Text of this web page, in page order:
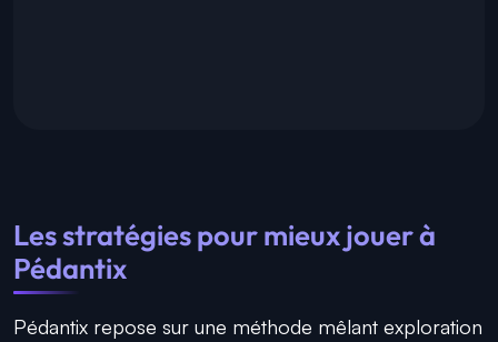
Les stratégies pour mieux jouer à
Pédantix
Pédantix repose sur une méthode mêlant exploration